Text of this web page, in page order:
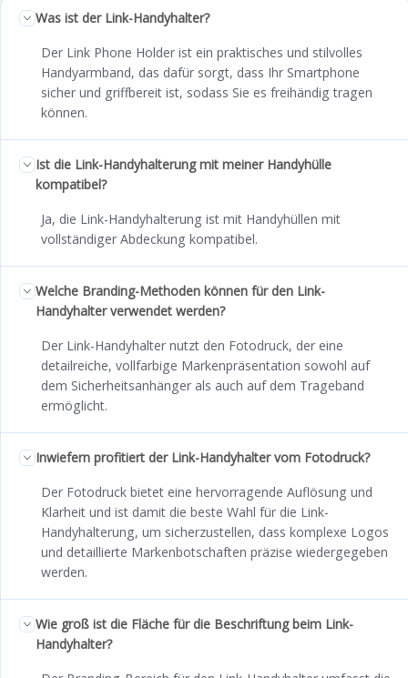
Was ist der Link-Handyhalter?
Der Link Phone Holder ist ein praktisches und stilvolles
Handyarmband, das dafür sorgt, dass Ihr Smartphone
sicher und griffbereit ist, sodass Sie es freihändig tragen
können.
Ist die Link-Handyhalterung mit meiner Handyhülle
kompatibel?
Ja, die Link-Handyhalterung ist mit Handyhüllen mit
vollständiger Abdeckung kompatibel.
Welche Branding-Methoden können für den Link-
Handyhalter verwendet werden?
Der Link-Handyhalter nutzt den Fotodruck, der eine
detailreiche, vollfarbige Markenpräsentation sowohl auf
dem Sicherheitsanhänger als auch auf dem Trageband
ermöglicht.
Inwiefern profitiert der Link-Handyhalter vom Fotodruck?
Der Fotodruck bietet eine hervorragende Auflösung und
Klarheit und ist damit die beste Wahl für die Link-
Handyhalterung, um sicherzustellen, dass komplexe Logos
und detaillierte Markenbotschaften präzise wiedergegeben
werden.
Wie groß ist die Fläche für die Beschriftung beim Link-
Handyhalter?